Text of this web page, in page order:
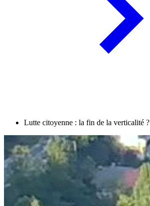
Lutte citoyenne : la fin de la verticalité ?